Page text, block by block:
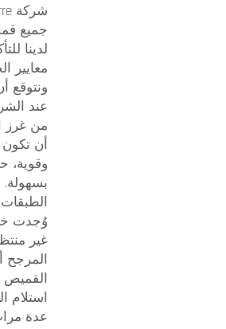
جميع
لدينا
معايير
ونتوقع
عند
من غرز
أن تكون
وقوية،
بسهولة.
وُجدت
غير
المرجح
القميص
استلام
عدة